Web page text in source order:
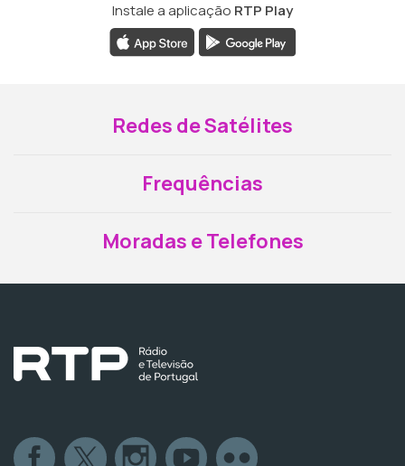
Instale a aplicação RTP Play
Redes de Satélites
Frequências
Moradas e Telefones